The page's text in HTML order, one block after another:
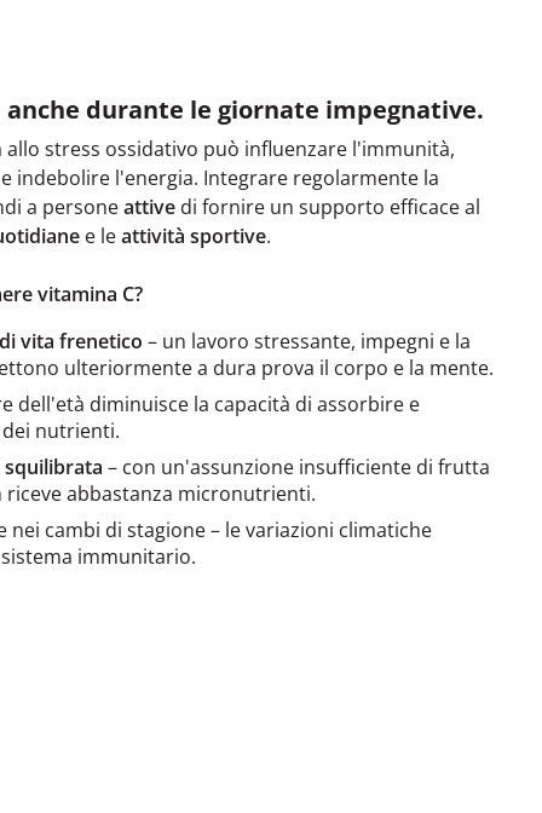
durante le giornate impegnative.
stress ossidativo può influenzare l'immunità,
indebolire l'energia. Integrare regolarmente la
a personeattive di fornire un supporto efficace al
e leattività sportive.
vitamina C?
vita frenetico – un lavoro stressante, impegni e la
ulteriormente a dura prova il corpo e la mente.
dell'età diminuisce la capacità di assorbire e
nutrienti.
squilibrata – con un'assunzione insufficiente di frutta
abbastanza micronutrienti.
nei cambi di stagione – le variazioni climatiche
immunitario.